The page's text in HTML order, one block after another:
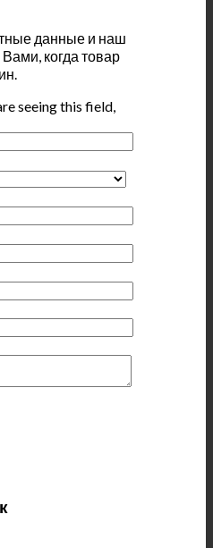
данные и наш
когда товар
seeing this field,